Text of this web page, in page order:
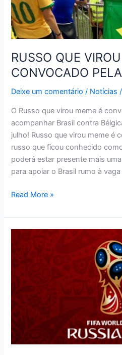
RUSSO QUE
CONVOCADO
Deixe um comentário / Notícias
O Russo que virou meme é
acompanhar Brasil contra
julho! Russo que virou meme é
russo que ficou conhecido
poderá estar presente mais
para apoiar o Brasil rumo à
RUSSO
VIROU
MEME
CONVOCADO
PELA
CBF
Read More »